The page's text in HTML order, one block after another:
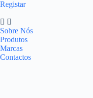
Registar
Sobre Nós
Produtos
Marcas
Contactos